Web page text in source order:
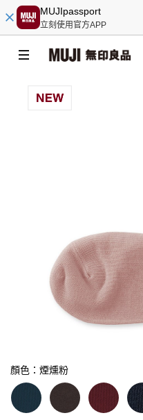
MUJIpassport
立刻使用官方APP
顏色：煙燻粉